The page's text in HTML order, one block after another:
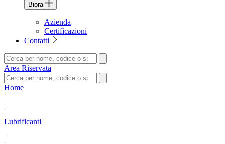
Biora
Azienda
Certificazioni
Contatti
Area Riservata
Home
|
Lubrificanti
|